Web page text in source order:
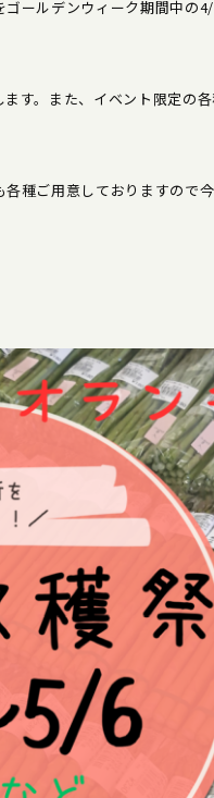
ールデンウィーク期間中の
す。また、イベント限定の
種ご用意しておりますので